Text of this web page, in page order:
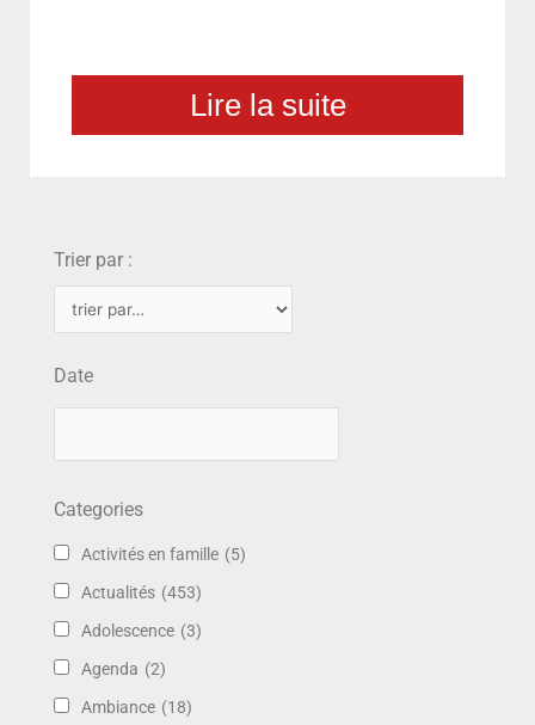
Lire la suite
Trier par :
Date
Categories
Activités en famille (5)
Actualités (453)
Adolescence (3)
Agenda (2)
Ambiance (18)